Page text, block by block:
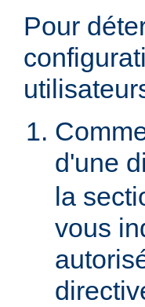
Pour
d'une
la
vous